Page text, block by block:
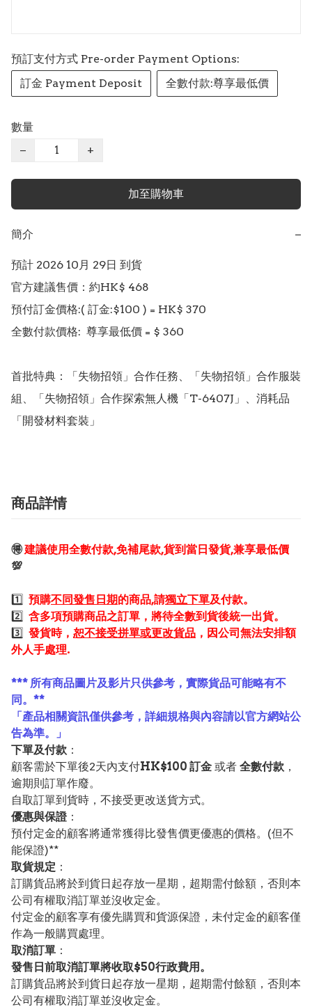
預訂支付方式 Pre-order Payment Options:
訂金 Payment Deposit
全數付款:尊享最低價
數量
−
+
加至購物車
簡介 −
預計 2026 10月 29日 到貨
官方建議售價：約HK$ 468
預付訂金價格:( 訂金:$100 ) = HK$ 370
全數付款價格:  尊享最低價 = $ 360
首批特典：「失物招領」合作任務、「失物招領」合作服裝
組、「失物招領」合作探索無人機「T-6407J」、消耗品
「開發材料套裝」
商品詳情
🉐建議使用全數付款,免補尾款,貨到當日發貨,兼享最低價
💯
1️⃣ 預購不同發售日期的商品,請獨立下單及付款。
2️⃣ 含多項預購商品之訂單，將待全數到貨後統一出貨。
3️⃣ 發貨時， 恕不接受拼單或更改貨品 ，因公司無法安排額
外人手處理.
*** 所有商品圖片及影片只供參考，實際貨品可能略有不
同。**
「產品相關資訊僅供參考，詳細規格與內容請以官方網站公
告為準。」
下單及付款 ：
顧客需於下單後2天內支付HK$100 訂金 或者 全數付款 ，
逾期則訂單作廢。
自取訂單到貨時，不接受更改送貨方式。
優惠與保證：
預付定金的顧客將通常獲得比發售價更優惠的價格。(但不
能保證)**
取貨規定 ：
訂購貨品將於到貨日起存放一星期，超期需付餘額，否則本
公司有權取消訂單並沒收定金。
付定金的顧客享有優先購買和貨源保證，未付定金的顧客僅
作為一般購買處理。
取消訂單 ：
發售日前取消訂單將收取$50行政費用。
訂購貨品將於到貨日起存放一星期，超期需付餘額，否則本
公司有權取消訂單並沒收定金。